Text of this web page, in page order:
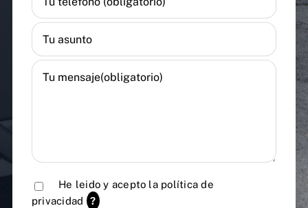
He leido y acepto la política de
privacidad
?